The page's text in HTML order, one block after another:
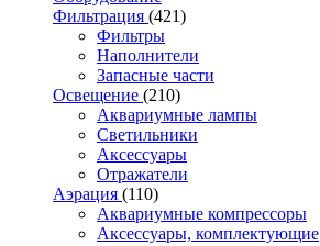
Фильтрация (421)
Фильтры
Наполнители
Запасные части
Освещение (210)
Аквариумные лампы
Светильники
Аксессуары
Отражатели
Аэрация (110)
Аквариумные компрессоры
Аксессуары, комплектующие